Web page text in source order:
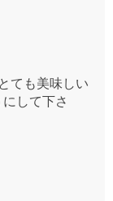
ても美味しい
して下さ